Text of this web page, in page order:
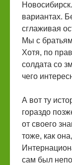
вариантах.
сглаживая
Мы с
Хотя, по
солдата со
чего
А вот ту
гораздо
от своего
тоже, как
сам был